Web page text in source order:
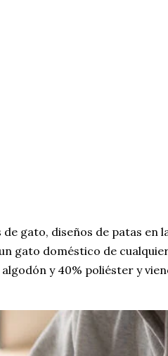
gato, diseños de patas en
gato doméstico de
y 40% poliéster y